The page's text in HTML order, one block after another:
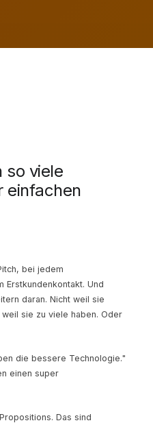
so viele
einfachen
bei jedem
Erstkundenkontakt. Und
daran. Nicht weil sie
sie zu viele haben. Oder
die bessere Technologie."
einen super
Das sind